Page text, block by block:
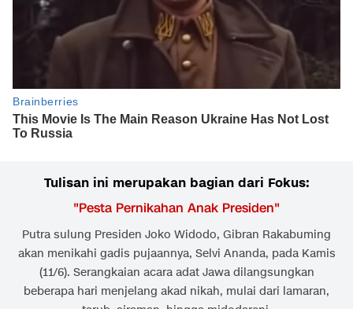
Tulisan ini merupakan bagian dari Fokus:
"Pesta Pernikahan Anak Presiden"
Putra sulung Presiden Joko Widodo, Gibran Rakabuming
akan menikahi gadis pujaannya, Selvi Ananda, pada Kamis
(11/6). Serangkaian acara adat Jawa dilangsungkan
beberapa hari menjelang akad nikah, mulai dari lamaran,